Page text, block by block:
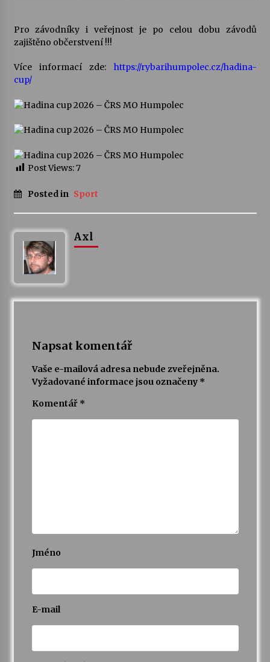
Ozvěny prázdnin
odkaz Josefa Čapka
Varhanní recitál Michala Novenka v Klášteře
Želiv
Pro závodníky i veřejnost je po celou dobu závodů
zajištěno občerstvení !!!
Více informací zde: https://rybarihumpolec.cz/hadina-
cup/
Post Views:7
Posted in Sport
Axl
Napsat komentář
Vaše e-mailová adresa nebude zveřejněna.
Vyžadované informace jsou označeny *
Komentář *
Jméno
E-mail